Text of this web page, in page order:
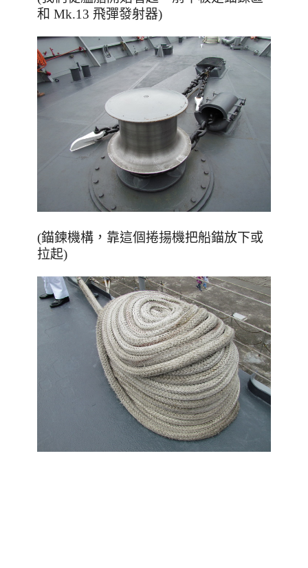
和 Mk.13 飛彈發射器)
(錨鍊機構，靠這個捲揚機把船錨放下或
拉起)